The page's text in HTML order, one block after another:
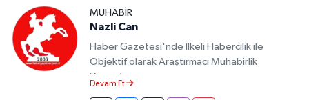
MUHABIR
Nazli Can
Haber Gazetesi'nde İlkeli Habercilik ile
Objektif olarak Araştırmacı Muhabirlik
Yapmaktayım.
Devam Et